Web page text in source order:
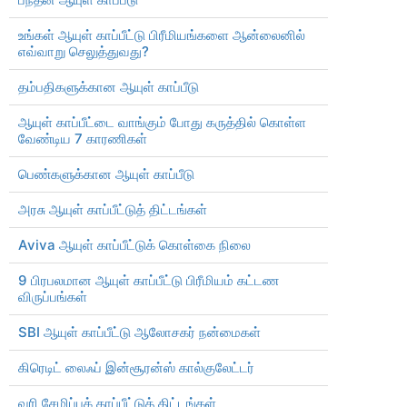
உங்கள் ஆயுள் காப்பீட்டு பிரீமியங்களை ஆன்லைனில்
எவ்வாறு செலுத்துவது?
தம்பதிகளுக்கான ஆயுள் காப்பீடு
ஆயுள் காப்பீட்டை வாங்கும் போது கருத்தில் கொள்ள
வேண்டிய 7 காரணிகள்
பெண்களுக்கான ஆயுள் காப்பீடு
அரசு ஆயுள் காப்பீட்டுத் திட்டங்கள்
Aviva ஆயுள் காப்பீட்டுக் கொள்கை நிலை
9 பிரபலமான ஆயுள் காப்பீட்டு பிரீமியம் கட்டண
விருப்பங்கள்
SBI ஆயுள் காப்பீட்டு ஆலோசகர் நன்மைகள்
கிரெடிட் லைஃப் இன்சூரன்ஸ் கால்குலேட்டர்
வரி சேமிப்புக் காப்பீட்டுத் திட்டங்கள்